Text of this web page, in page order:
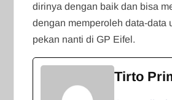
dirinya dengan baik dan bisa
dengan memperoleh data-data
pekan nanti di GP Eifel.
Tirto